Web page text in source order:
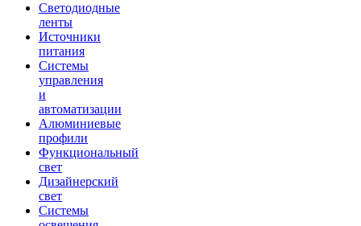
Светодиодные
ленты
Источники
питания
Системы
управления
и
автоматизации
Алюминиевые
профили
Функциональный
свет
Дизайнерский
свет
Системы